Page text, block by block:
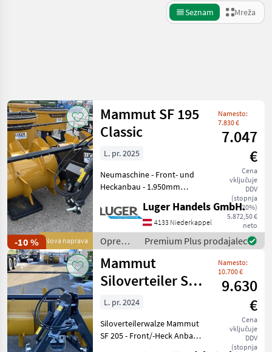
Seznam Mreža
Kategorija 1 Država Filtri
TRENUTNA
POT
Mammut
IZBERITE
KATEGORIJO
Kmetijska tehnika
170
Gradbena tehnika
32
Ostalo
2
MARKETPLACE
Ponastavi
Prikaži
rezultatov
-10 % Nova naprava
Mammut SF 195
Classic
Namesto:
7.830 €
7.047
€
Cena
vključuje
DDV
(stopnja
20%)
5.872,50 €
neto
L. pr. 2025
Neumaschine - Front- und
Heckanbau - 1.950mm
Trommeldurchmesser 1040
Sternratschenkupplung im
Verteiler - Wendegetriebe
für Front- und He
Luger Handels GmbH.
4133 Niederkappel
Oprema
za
krmljenje
/
Mammut
Premium Plus prodajalec
Mammut
Siloverteiler SF
205 Titan
Namesto:
10.700 €
9.630
€
Cena
vključuje
DDV
(stopnja
L. pr. 2024
Siloverteilerwalze Mammut
SF 205 - Front/-Heck Anbau